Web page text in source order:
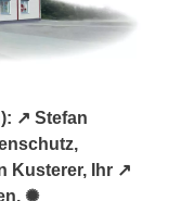
↗️ Stefan
Kusterer, Ihr ↗️
✺